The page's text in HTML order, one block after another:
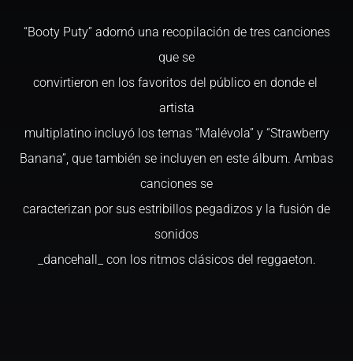
“Booty Puty” adornó una recopilación de tres canciones
que se
convirtieron en los favoritos del público en donde el
artista
multiplatino incluyó los temas “Malévola” y “Strawberry
Banana”, que también se incluyen en este álbum. Ambas
canciones se
caracterizan por sus estribillos pegadizos y la fusión de
sonidos
_dancehall_ con los ritmos clásicos del reggaeton.